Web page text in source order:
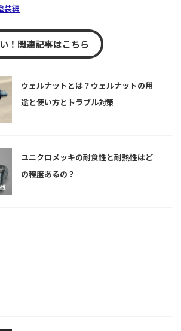
装編
！関連記事はこちら
ウェルナットとは？ウェルナットの用
途と使い方とトラブル対策
ユニクロメッキの耐食性と耐熱性はど
の程度あるの？